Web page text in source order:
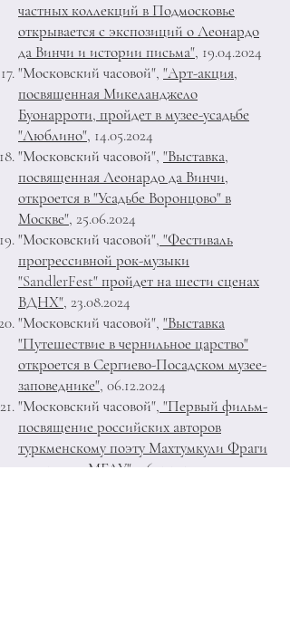
частных коллекций в Подмосковье
открывается с экспозиций о Леонардо
да Винчи и истории письма", 19.04.2024
"Московский часовой", "Арт-акция,
посвященная Микеланджело
Буонарроти, пройдет в музее-усадьбе
"Люблино", 14.05.2024
"Московский часовой", "Выставка,
посвященная Леонардо да Винчи,
откроется в "Усадьбе Воронцово" в
Москве", 25.06.2024
"Московский часовой", "Фестиваль
прогрессивной рок-музыки
"SandlerFest" пройдет на шести сценах
ВДНХ", 23.08.2024
"Московский часовой", "Выставка
"Путешествие в чернильное царство"
откроется в Сергиево-Посадском музее-
заповеднике", 06.12.2024
"Московский часовой", "Первый фильм-
посвящение российских авторов
туркменскому поэту Махтумкули Фраги
показали в МГЛУ"
06.12.2024